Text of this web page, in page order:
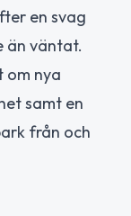
en svag
än väntat.
om nya
samt en
från och